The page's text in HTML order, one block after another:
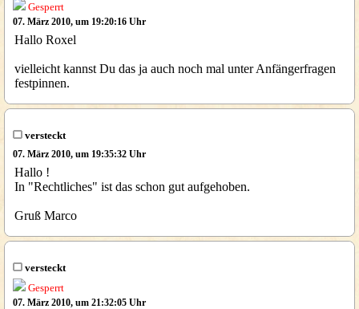
Gesperrt
07. März 2010, um 19:20:16 Uhr
Hallo Roxel
vielleicht kannst Du das ja auch noch mal unter Anfängerfragen
festpinnen.
versteckt
07. März 2010, um 19:35:32 Uhr
Hallo !
In "Rechtliches" ist das schon gut aufgehoben.
Gruß Marco
versteckt
Gesperrt
07. März 2010, um 21:32:05 Uhr